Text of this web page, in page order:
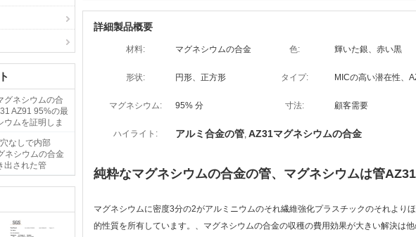
グネシウムの合
AZ91 95%の最
ウムを証明しま
なしで内部
ネシウムの合金
出された管
詳細製品概要
材料: マグネシウムの合金 色: 輝いた銀、赤い黒
形状: 円形、正方形 タイプ: MICの高い潜在性、
マグネシウム: 95% 分 寸法: 顧客需要
ハイライト: アルミ合金の管, AZ31マグネシウムの合金
純粋なマグネシウムの合金の管、マグネシウムは管
マグネシウムに密度3分の2がアルミニウムのそれ繊維強化プラスチックのそれより
的性質を所有しています。、マグネシウムの合金の収穫の費用効果が大きい解決は